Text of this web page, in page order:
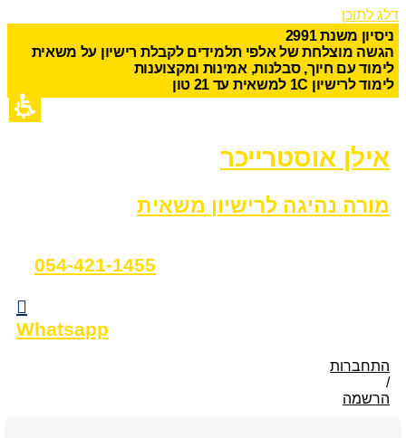
דלג לתוכן
ניסיון משנת 2991
הגשה מוצלחת של אלפי תלמידים לקבלת רישיון על משאית
לימוד עם חיוך, סבלנות, אמינות ומקצוענות
לימוד לרישיון 1C למשאית עד 21 טון
אילן אוסטרייכר
מורה נהיגה לרישיון משאית
054-421-1455
Whatsapp
התחברות
/
הרשמה